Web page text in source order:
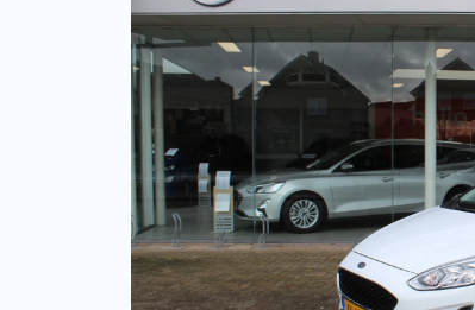
Bekijk alle
Hele
Bekijk alle
EV’s/
Bekijk alle
Bekijk alle